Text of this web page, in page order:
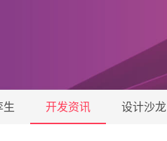
生 开发资讯 设计沙龙